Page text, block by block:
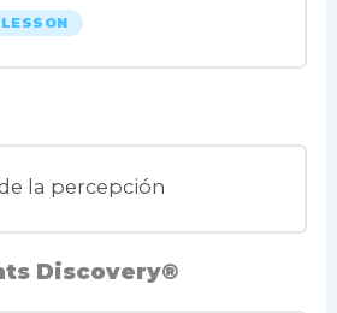
la percepción
Discovery®